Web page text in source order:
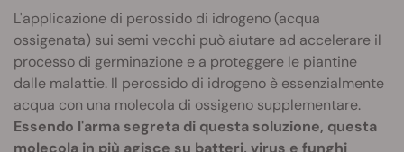
L'applicazione di perossido di idrogeno (acqua
ossigenata) sui semi vecchi può aiutare ad accelerare il
processo di germinazione e a proteggere le piantine
dalle malattie. Il perossido di idrogeno è essenzialmente
acqua con una molecola di ossigeno supplementare.
Essendo l'arma segreta di questa soluzione, questa
molecola in più agisce su batteri, virus e funghi